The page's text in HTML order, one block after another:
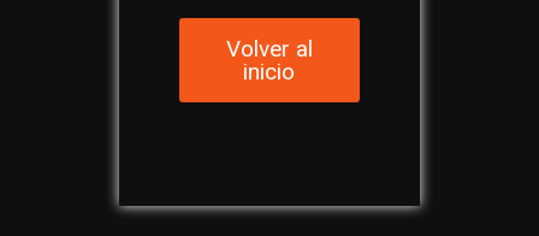
Volver al
inicio